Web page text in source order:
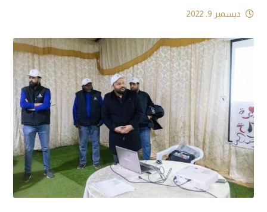
ديسمبر 9, 2022